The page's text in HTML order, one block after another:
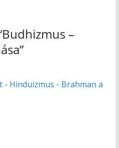
Budhizmus –
”
- Hinduizmus - Brahman a